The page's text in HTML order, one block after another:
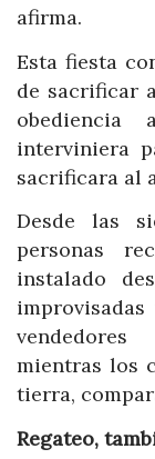
afirma.
Esta fiesta
de sacrificar
interviniera
sacrificara al
Desde las
personas
instalado
mientras los
tierra,
Regateo,